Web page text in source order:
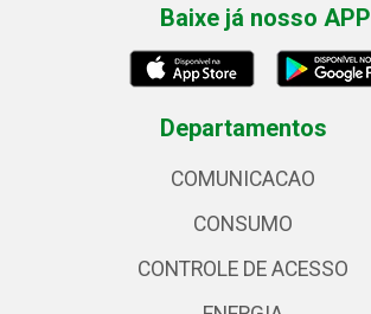
Baixe já nosso APP
Departamentos
COMUNICACAO
CONSUMO
CONTROLE DE ACESSO